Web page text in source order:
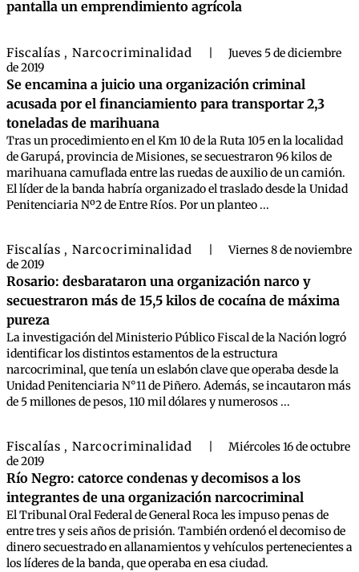
pantalla un emprendimiento agrícola
Fiscalías , Narcocriminalidad
Jueves 5 de diciembre
de 2019
Se encamina a juicio una organización criminal
acusada por el financiamiento para transportar 2,3
toneladas de marihuana
Tras un procedimiento en el Km 10 de la Ruta 105 en la localidad
de Garupá, provincia de Misiones, se secuestraron 96 kilos de
marihuana camuflada entre las ruedas de auxilio de un camión.
El líder de la banda habría organizado el traslado desde la Unidad
Penitenciaria Nº2 de Entre Ríos. Por un planteo ...
Fiscalías , Narcocriminalidad
Viernes 8 de noviembre
de 2019
Rosario: desbarataron una organización narco y
secuestraron más de 15,5 kilos de cocaína de máxima
pureza
La investigación del Ministerio Público Fiscal de la Nación logró
identificar los distintos estamentos de la estructura
narcocriminal, que tenía un eslabón clave que operaba desde la
Unidad Penitenciaria N°11 de Piñero. Además, se incautaron más
de 5 millones de pesos, 110 mil dólares y numerosos ...
Fiscalías , Narcocriminalidad
Miércoles 16 de octubre
de 2019
Río Negro: catorce condenas y decomisos a los
integrantes de una organización narcocriminal
El Tribunal Oral Federal de General Roca les impuso penas de
entre tres y seis años de prisión. También ordenó el decomiso de
dinero secuestrado en allanamientos y vehículos pertenecientes a
los líderes de la banda, que operaba en esa ciudad.